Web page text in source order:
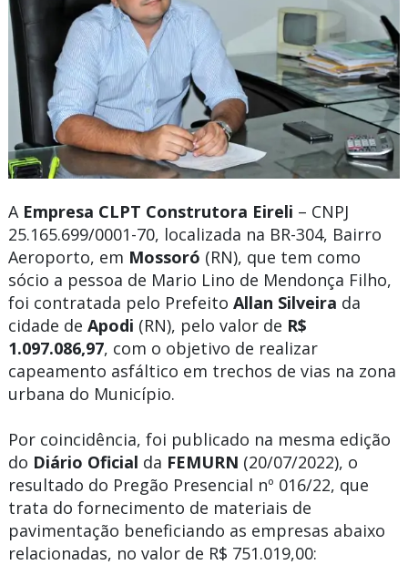
A Empresa CLPT Construtora Eireli – CNPJ
25.165.699/0001-70, localizada na BR-304, Bairro
Aeroporto, em Mossoró (RN), que tem como
sócio a pessoa de Mario Lino de Mendonça Filho,
foi contratada pelo Prefeito Allan Silveira da
cidade de Apodi (RN), pelo valor de R$
1.097.086,97, com o objetivo de realizar
capeamento asfáltico em trechos de vias na zona
urbana do Município.
Por coincidência, foi publicado na mesma edição
do Diário Oficial da FEMURN (20/07/2022), o
resultado do Pregão Presencial nº 016/22, que
trata do fornecimento de materiais de
pavimentação beneficiando as empresas abaixo
relacionadas, no valor de R$ 751.019,00: